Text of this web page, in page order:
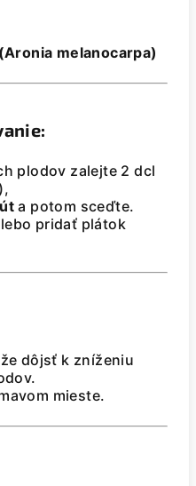
melanocarpa)
plodov zalejte 2 dcl
a potom sceďte.
pridať plátok
dôjsť k zníženiu
mieste.